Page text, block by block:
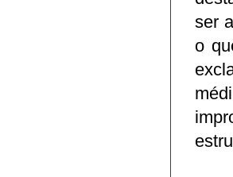
ser
o